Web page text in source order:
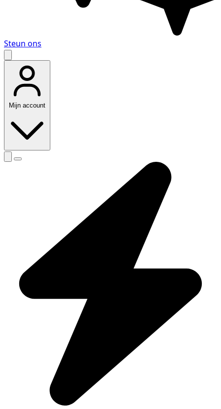
Steun ons
Mijn account